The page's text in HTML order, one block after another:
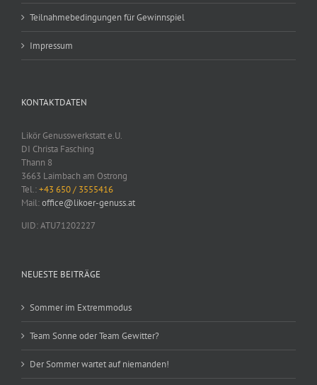
Teilnahmebedingungen für Gewinnspiel
Impressum
KONTAKTDATEN
Likör Genusswerkstatt e.U.
DI Christa Fasching
Thann 8
3663 Laimbach am Ostrong
Tel.:+43 650 / 3555416
Mail:office@likoer-genuss.at
UID: ATU71202227
NEUESTE BEITRÄGE
Sommer im Extremmodus
Team Sonne oder Team Gewitter?
Der Sommer wartet auf niemanden!